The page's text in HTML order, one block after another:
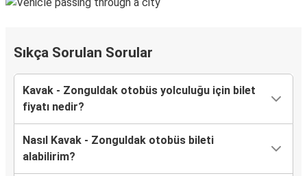
Sıkça Sorulan Sorular
Kavak - Zonguldak otobüs yolculuğu için bilet
fiyatı nedir?
Nasıl Kavak - Zonguldak otobüs bileti
alabilirim?